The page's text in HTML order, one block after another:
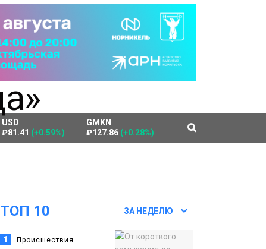
USD
₽81.41 (+0.59%)
GMKN
₽127.86 (+0.28%)
ТОП 10 ЗА НЕДЕЛЮ
1 Происшествия